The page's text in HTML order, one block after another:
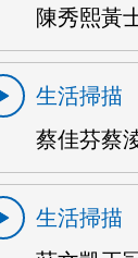
陳秀熙黃
生活掃描
蔡佳芬蔡
生活掃描